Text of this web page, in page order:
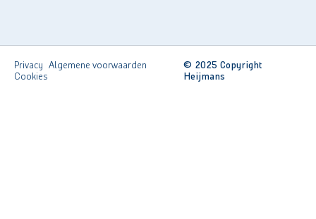
Privacy Algemene voorwaarden
Cookies
© 2025 Copyright
Heijmans